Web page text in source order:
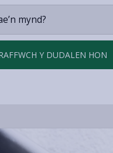
mynd?
Y DUDALEN HON